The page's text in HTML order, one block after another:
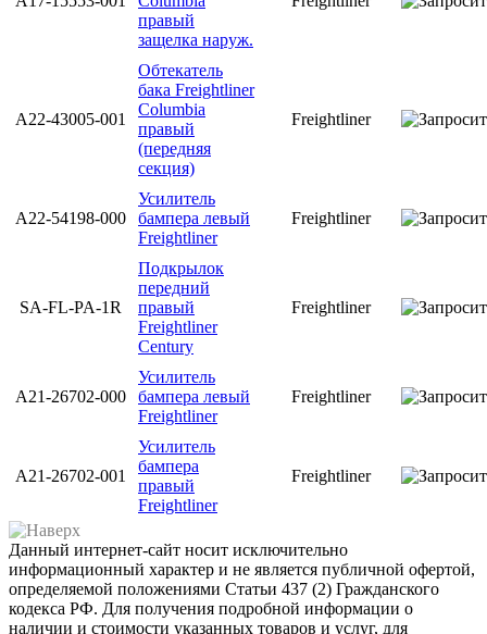
правый
защелка наруж.
A22-43005-001
Обтекатель
бака Freightliner
Columbia
правый
(передняя
секция)
Freightliner
A22-54198-000
Усилитель
бампера левый
Freightliner
Freightliner
SA-FL-PA-1R
Подкрылок
передний
правый
Freightliner
Century
Freightliner
А21-26702-000
Усилитель
бампера левый
Freightliner
Freightliner
А21-26702-001
Усилитель
бампера
правый
Freightliner
Freightliner
Данный интернет-сайт носит исключительно
информационный характер и не является публичной офертой,
определяемой положениями Статьи 437 (2) Гражданского
кодекса РФ. Для получения подробной информации о
наличии и стоимости указанных товаров и услуг, для